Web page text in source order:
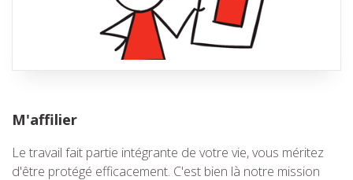
M'affilier
Le travail fait partie intégrante de votre vie, vous méritez
d'être protégé efficacement. C'est bien là notre mission